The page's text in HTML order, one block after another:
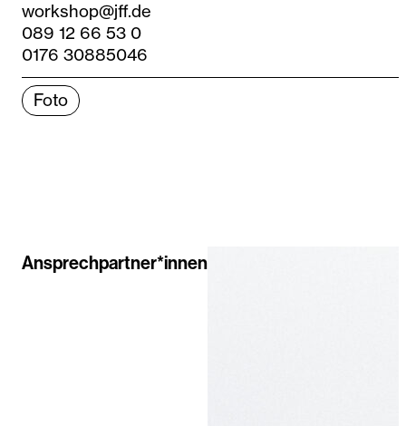
workshop@jff.de
089 12 66 53 0
0176 30885046
Foto
Ansprechpartner*innen